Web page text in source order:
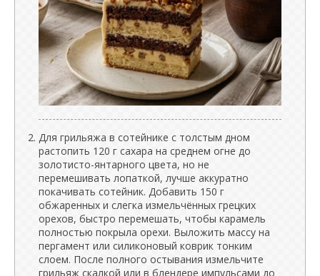
Для грильяжа в сотейнике с толстым дном
растопить 120 г сахара на среднем огне до
золотисто-янтарного цвета, но не
перемешивать лопаткой, лучше аккуратно
покачивать сотейник. Добавить 150 г
обжаренных и слегка измельчённых грецких
орехов, быстро перемешать, чтобы карамель
полностью покрыла орехи. Выложить массу на
пергамент или силиконовый коврик тонким
слоем. После полного остывания измельчите
грильяж скалкой или в блендере импульсами до